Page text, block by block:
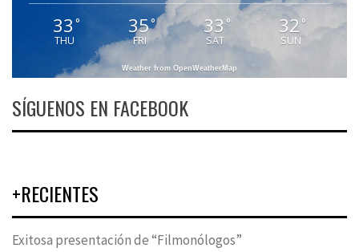
33 °
THU
35°
FRI
33 °
SAT
32 °
SUN
Weather from OpenWeatherMap
SÍGUENOS EN FACEBOOK
+RECIENTES
Exitosa presentación de “Filmonólogos”